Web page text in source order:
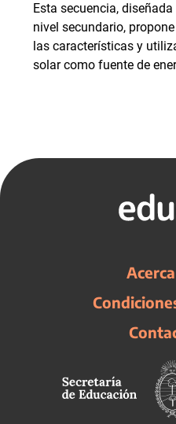
Esta secuencia,
nivel secundario,
las características y
solar como fuente de